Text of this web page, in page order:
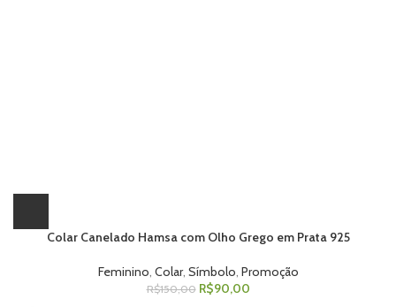
Colar Canelado Hamsa com Olho Grego em Prata 925
Feminino Colar, Símbolo Promoção
R$150,00 R$90,00